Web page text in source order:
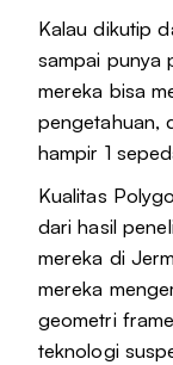
Kalau dikutip
sampai punya
mereka bisa
pengetahuan,
hampir 1
Kualitas
dari hasil
mereka di
mereka
geometri
teknologi